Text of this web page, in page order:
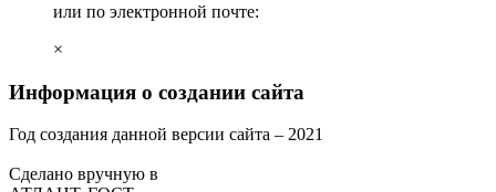
или по электронной почте:
×
Информация о создании сайта
Год создания данной версии сайта – 2021
Сделано вручную в